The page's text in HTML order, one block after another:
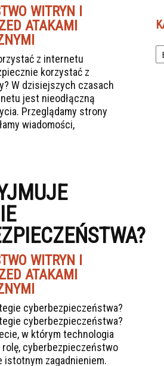
WITRYN I
ATAKAMI
z internetu
korzystać z
W dzisiejszych czasach
jest nieodłączną
Przeglądamy strony
wiadomości,
WITRYN I
ATAKAMI
cyberbezpieczeństwa?
cyberbezpieczeństwa?
w którym technologia
cyberbezpieczeństwo
istotnym zagadnieniem.